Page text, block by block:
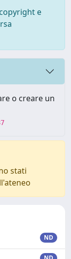
e
o creare un
stati
ND